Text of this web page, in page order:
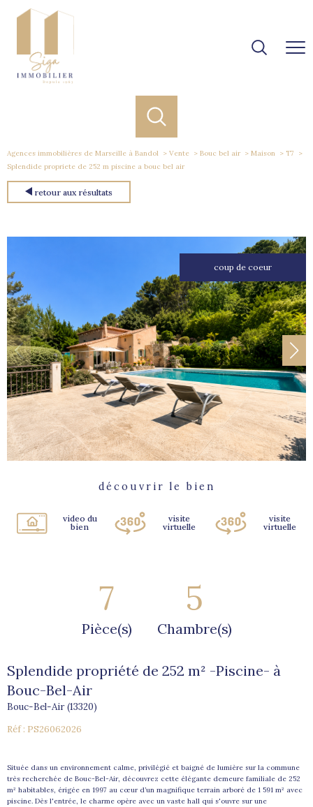
Agences immobilières de Marseille à Bandol Vente Bouc bel air Maison
T7
Splendide propriete de 252 m piscine a bouc bel air
retour aux résultats
coup de coeur
découvrir le bien
video du
bien
visite
virtuelle
visite
virtuelle
7
Pièce(s)
5
Chambre(s)
Splendide propriété de 252 m² -Piscine- à
Bouc-Bel-Air
Bouc-Bel-Air (13320)
Réf : PS26062026
Située dans un environnement calme, privilégié et baigné de lumière sur la commune
très recherchée de Bouc-Bel-Air, découvrez cette élégante demeure familiale de 252
m² habitables, érigée en 1997 au cœur d’un magnifique terrain arboré de 1 591 m² avec
piscine. Dès l'entrée, le charme opère avec un vaste hall qui s'ouvre sur une